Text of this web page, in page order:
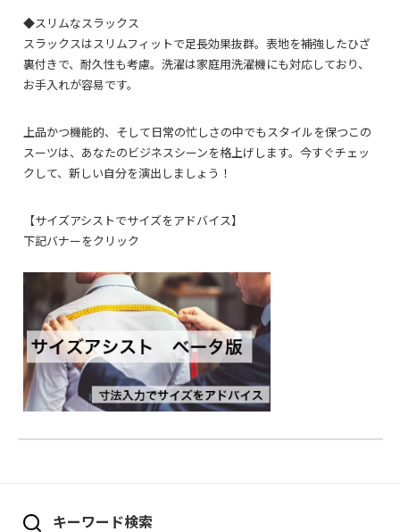
◆スリムなスラックス
スラックスはスリムフィットで足長効果抜群。表地を補強したひざ
裏付きで、耐久性も考慮。洗濯は家庭用洗濯機にも対応しており、
お手入れが容易です。
上品かつ機能的、そして日常の忙しさの中でもスタイルを保つこの
スーツは、あなたのビジネスシーンを格上げします。今すぐチェッ
クして、新しい自分を演出しましょう！
【サイズアシストでサイズをアドバイス】
下記バナーをクリック
キーワード検索